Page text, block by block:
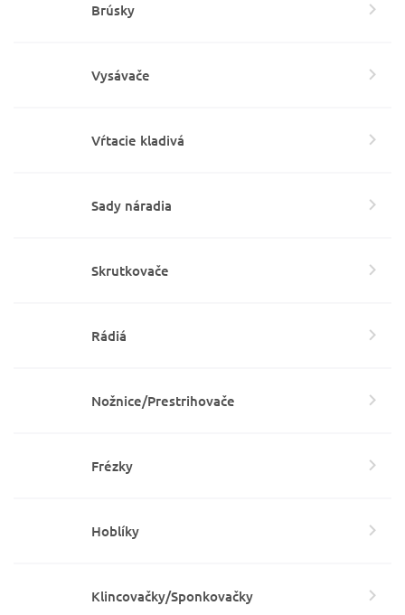
Brúsky
Vysávače
Vŕtacie kladivá
Sady náradia
Skrutkovače
Rádiá
Nožnice/Prestrihovače
Frézky
Hoblíky
Klincovačky/Sponkovačky